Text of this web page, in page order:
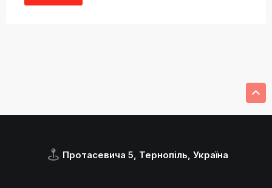
Протасевича 5, Тернопіль, Україна